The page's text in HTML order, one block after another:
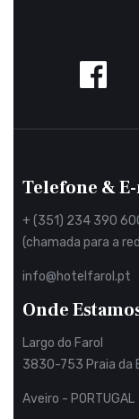
Telefone &
+ (351) 234 390
(chamada para a
info@hotelfarol.pt
Onde
Largo do Farol
3830-753 Praia da
Aveiro - PORTUGAL